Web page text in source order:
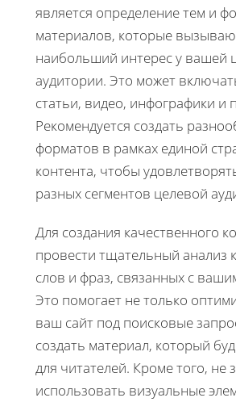
является определение тем и
материалов, которые
наибольший интерес у вашей
аудитории. Это может
статьи, видео, инфографики и
Рекомендуется создать
форматов в рамках единой
контента, чтобы
разных сегментов целевой
Для создания качественного
провести тщательный анализ
слов и фраз, связанных с
Это помогает не только
ваш сайт под поисковые
создать материал, который
для читателей. Кроме того, не
использовать визуальные